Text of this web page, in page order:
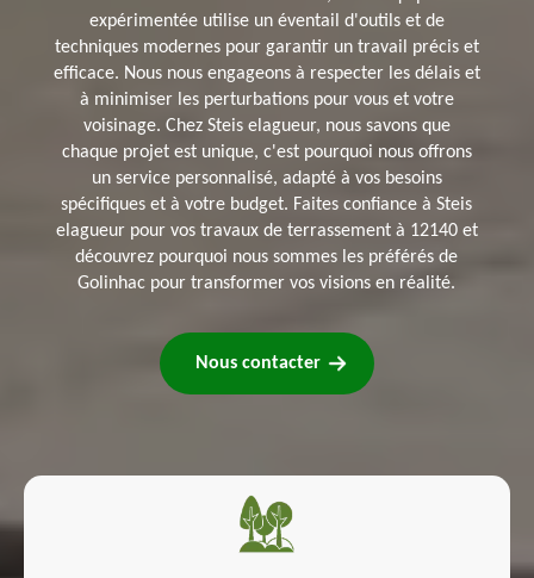
expérimentée utilise un éventail d'outils et de
techniques modernes pour garantir un travail précis et
efficace. Nous nous engageons à respecter les délais et
à minimiser les perturbations pour vous et votre
voisinage. Chez Steis elagueur, nous savons que
chaque projet est unique, c'est pourquoi nous offrons
un service personnalisé, adapté à vos besoins
spécifiques et à votre budget. Faites confiance à Steis
elagueur pour vos travaux de terrassement à 12140 et
découvrez pourquoi nous sommes les préférés de
Golinhac pour transformer vos visions en réalité.
Nous contacter